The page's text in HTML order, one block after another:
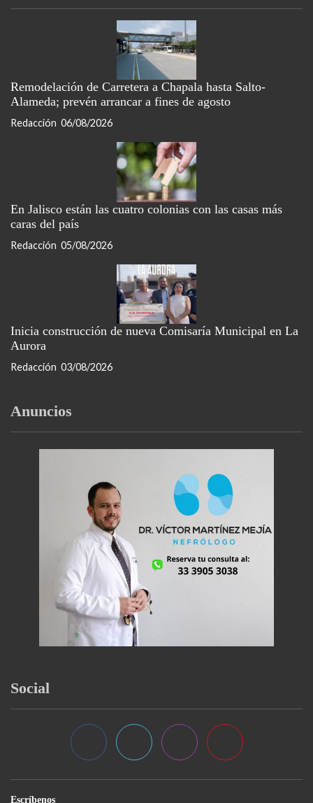
Remodelación de Carretera a Chapala hasta Salto-
Alameda; prevén arrancar a fines de agosto
Redacción 06/08/2026
En Jalisco están las cuatro colonias con las casas más
caras del país
Redacción 05/08/2026
Inicia construcción de nueva Comisaría Municipal en La
Aurora
Redacción 03/08/2026
Anuncios
Social
Escríbenos